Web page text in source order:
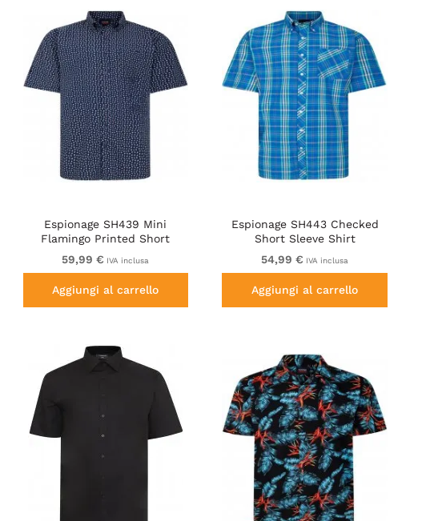
Espionage SH439 Mini
Flamingo Printed Short
Sleeve Shirt Navy
59,99 € IVA inclusa
Aggiungi al carrello
Espionage SH443 Checked
Short Sleeve Shirt
Royal/Mint/Lemon
54,99 € IVA inclusa
Aggiungi al carrello